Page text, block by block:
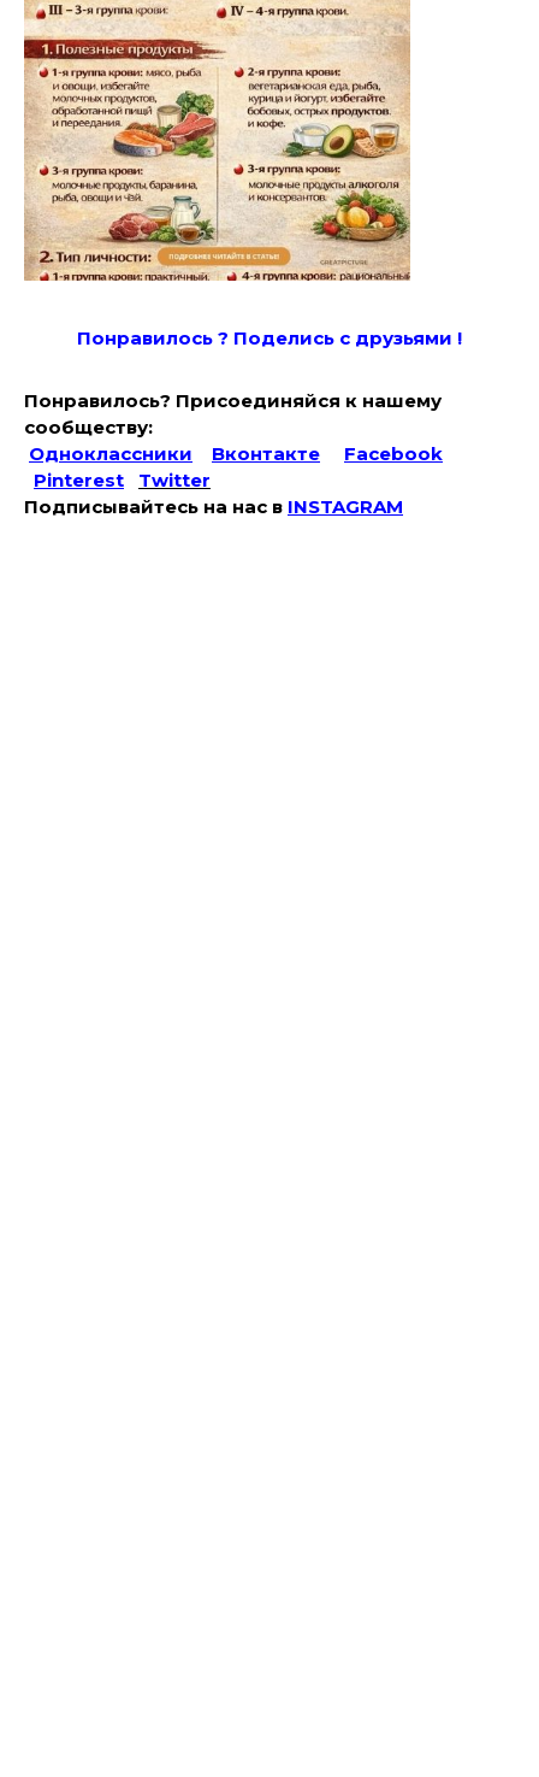
Понравилось ? Поделись с друзьями !
Понравилось? Присоединяйся к нашему
сообществу:
Одноклассники
Вконтакте
Facebook
Pinterest
Twitter
Подписывайтесь на наc в INSTAGRAM